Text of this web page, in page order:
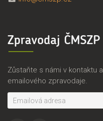
.
s
r
a
s
k
s
Zpravodaj ČMSZP
Zůstaňte s námi v kontaktu
emailového zpravodaje.